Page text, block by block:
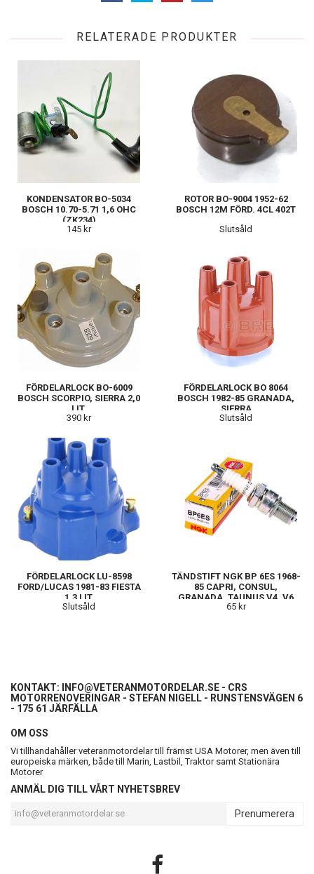
RELATERADE PRODUKTER
KONDENSATOR BO-5034
BOSCH 10.70-5.71 1,6 OHC
(ZK234)
145 kr
ROTOR BO-9004 1952-62
BOSCH 12M FÖRD. 4CL 402T
Slutsåld
FÖRDELARLOCK BO-6009
BOSCH SCORPIO, SIERRA 2,0
LIT.
390 kr
FÖRDELARLOCK BO 8064
BOSCH 1982-85 GRANADA,
SIERRA
Slutsåld
FÖRDELARLOCK LU-8598
FORD/LUCAS 1981-83 FIESTA
1,3 LIT.
Slutsåld
TÄNDSTIFT NGK BP 6ES 1968-
85 CAPRI, CONSUL,
GRANADA, TAUNUS V4, V6
65 kr
KONTAKT: INFO@VETERANMOTORDELAR.SE - CRS
MOTORRENOVERINGAR - STEFAN NIGELL - RUNSTENSVÄGEN 6
- 175 61 JÄRFÄLLA
OM OSS
Vi tillhandahåller veteranmotordelar till främst USA Motorer, men även till
europeiska märken, både till Marin, Lastbil, Traktor samt Stationära
Motorer
ANMÄL DIG TILL VÅRT NYHETSBREV
Prenumerera